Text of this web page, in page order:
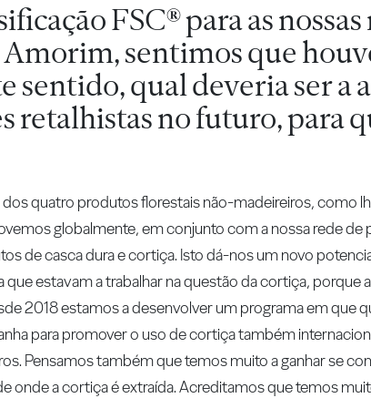
FSC® para as
sentimos que
sentido, qual deveria ser a
retalhistas no futuro, para
quatro produtos florestais não-madeireiros, como
globalmente, em conjunto com a nossa rede de
de casca dura e cortiça. Isto dá-nos um novo
estavam a trabalhar na questão da cortiça, porque
2018 estamos a desenvolver um programa em que
para promover o uso de cortiça também
Pensamos também que temos muito a ganhar se
onde a cortiça é extraída. Acreditamos que temos